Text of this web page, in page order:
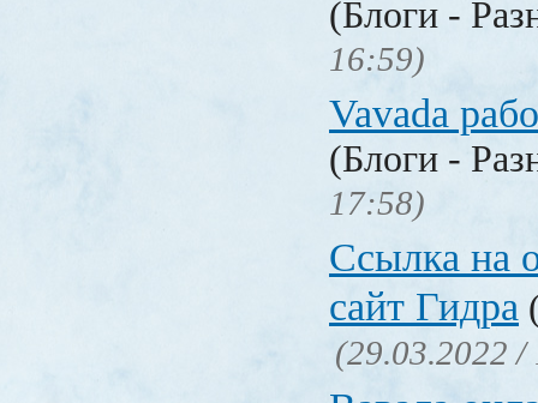
(Блоги -
16:59)
Vavada
(Блоги -
17:58)
Ссылка на
сайт Гидра
(29.03.2022 /